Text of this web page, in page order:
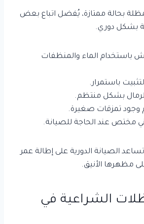
بحالة ممتازة، يُفضل اتباع بعض
بشكل دوري.
باستخدام الماء والمنظفات
باستمرار.
والرمال بشكل منتظم.
وجود تمزقات صغيرة.
مختص عند الحاجة للصيانة.
الصيانة الدورية على إطالة عمر
مظهرها الأنيق.
الشراعية في